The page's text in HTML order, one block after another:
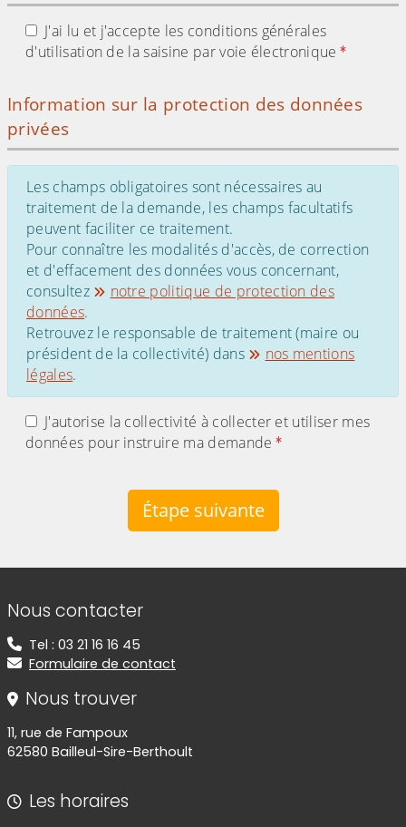
J'ai lu et j'accepte les conditions générales
d'utilisation de la saisine par voie électronique
Information sur la protection des données
privées
Les champs obligatoires sont nécessaires au
traitement de la demande, les champs facultatifs
peuvent faciliter ce traitement.
Pour connaître les modalités d'accès, de correction
et d'effacement des données vous concernant,
consultez
notre politique de protection des
données.
Retrouvez le responsable de traitement (maire ou
président de la collectivité) dans
nos mentions
légales.
J'autorise la collectivité à collecter et utiliser mes
données pour instruire ma demande
Étape suivante
Informations de contact
Nous contacter
Tel : 03 21 16 16 45
Formulaire de contact
Nous trouver
11, rue de Fampoux
62580 Bailleul-Sire-Berthoult
Les horaires